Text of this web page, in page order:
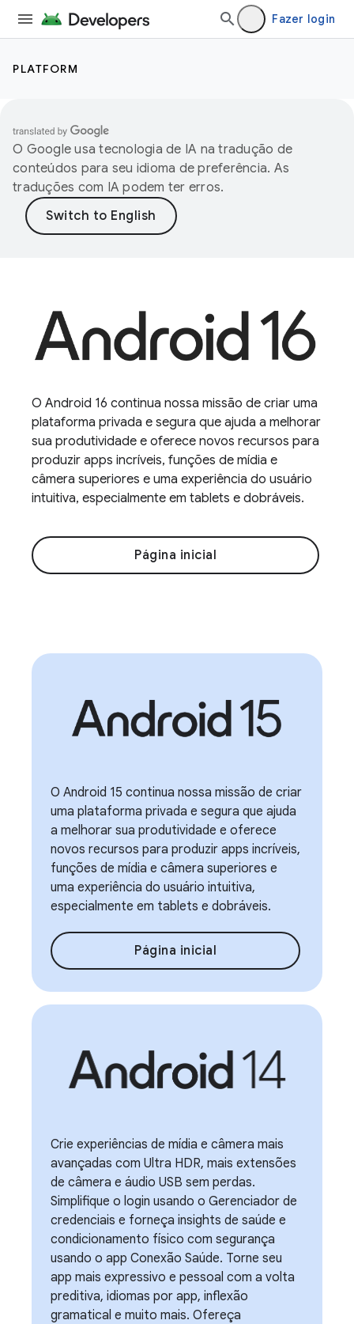
Fazer login
PLATFORM
O Google usa tecnologia de IA na tradução de
conteúdos para seu idioma de preferência. As
traduções com IA podem ter erros.
O Android 16 continua nossa missão de criar uma
plataforma privada e segura que ajuda a melhorar
sua produtividade e oferece novos recursos para
produzir apps incríveis, funções de mídia e
câmera superiores e uma experiência do usuário
intuitiva, especialmente em tablets e dobráveis.
Página inicial
O Android 15 continua nossa missão de criar
uma plataforma privada e segura que ajuda
a melhorar sua produtividade e oferece
novos recursos para produzir apps incríveis,
funções de mídia e câmera superiores e
uma experiência do usuário intuitiva,
especialmente em tablets e dobráveis.
Página inicial
Crie experiências de mídia e câmera mais
avançadas com Ultra HDR, mais extensões
de câmera e áudio USB sem perdas.
Simplifique o login usando o Gerenciador de
credenciais e forneça insights de saúde e
condicionamento físico com segurança
usando o app Conexão Saúde. Torne seu
app mais expressivo e pessoal com a volta
preditiva, idiomas por app, inflexão
gramatical e muito mais. Ofereça